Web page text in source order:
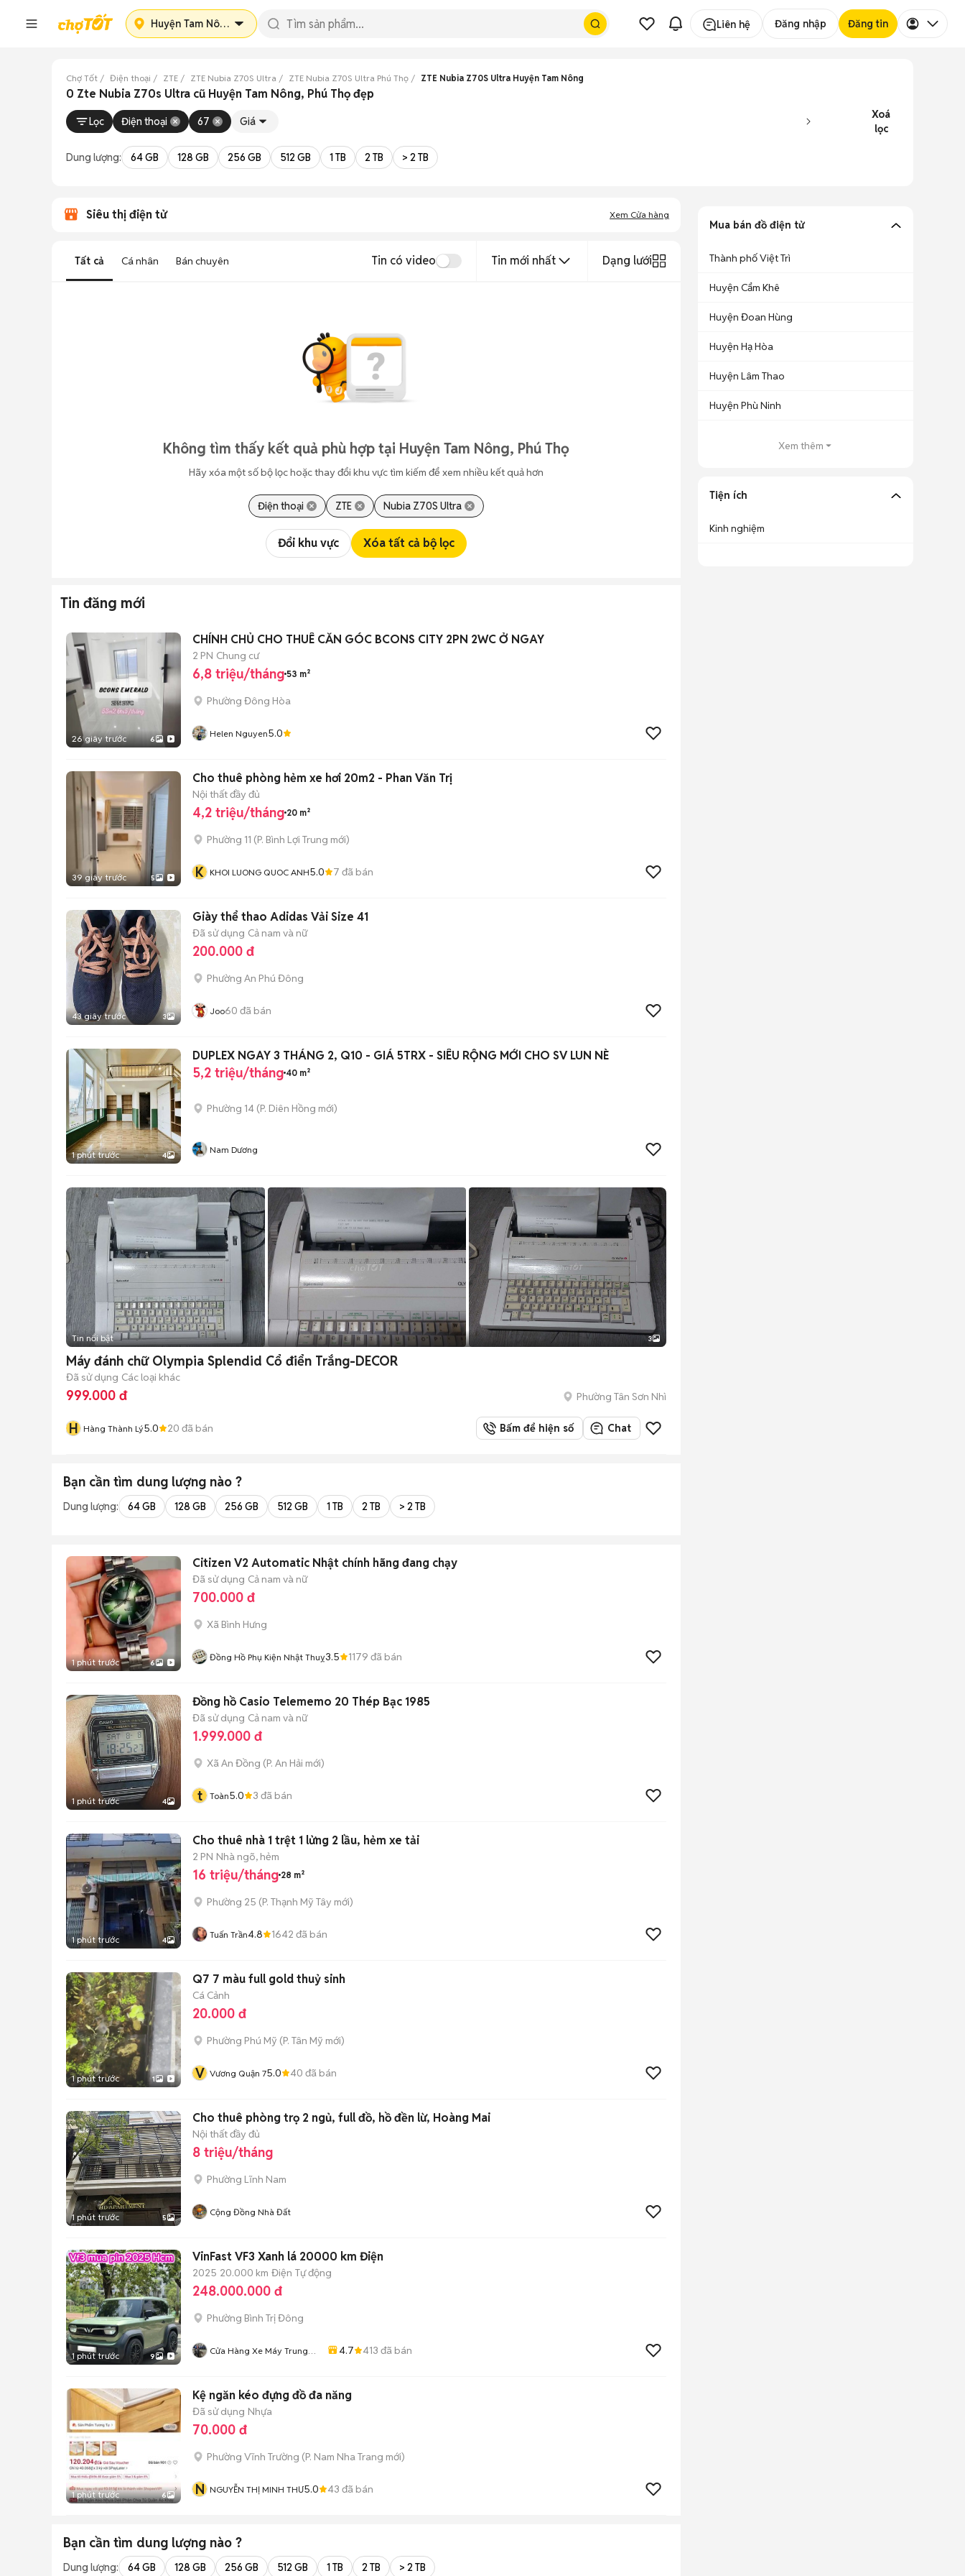
Huyện Tam Nông Liên hệ Đăng nhập Đăng tin
Chợ Tốt Điện thoại ZTE ZTE Nubia Z70S Ultra ZTE Nubia Z70S Ultra Phú Thọ ZTE Nubia Z70S Ultra Huyện Tam Nông
0 Zte Nubia Z70s Ultra cũ Huyện Tam Nông, Phú Thọ đẹp
Lọc Điện thoại 67 Giá
Xoá
lọc
Dung lượng: 64 GB 128 GB 256 GB 512 GB 1 TB 2 TB > 2 TB
Siêu thị điện tử Xem Cửa hàng
Tất cả Cá nhân Bán chuyên Tin có video Tin mới nhất Dạng lưới
Không tìm thấy kết quả phù hợp tại Huyện Tam Nông, Phú Thọ
Hãy xóa một số bộ lọc hoặc thay đổi khu vực tìm kiếm để xem nhiều kết quả hơn
Điện thoại ZTE Nubia Z70S Ultra
Đổi khu vực Xóa tất cả bộ lọc
Tin đăng mới
26 giây trước 6
CHÍNH CHỦ CHO THUÊ CĂN GÓC BCONS CITY 2PN 2WC Ở NGAY
2 PN Chung cư
6,8 triệu/tháng 53 m²
Phường Đông Hòa
Helen Nguyen5.0
39 giây trước 5
Cho thuê phòng hẻm xe hơi 20m2 - Phan Văn Trị
Nội thất đầy đủ
4,2 triệu/tháng 20 m²
Phường 11 (P. Bình Lợi Trung mới)
K KHOI LUONG QUOC ANH5.0 7 đã bán
43 giây trước 3
Giày thể thao Adidas Vải Size 41
Đã sử dụng Cả nam và nữ
200.000 đ
Phường An Phú Đông
Joo60 đã bán
1 phút trước 4
DUPLEX NGAY 3 THÁNG 2, Q10 - GIÁ 5TRX - SIÊU RỘNG MỚI CHO SV LUN NÈ
5,2 triệu/tháng 40 m²
Phường 14 (P. Diên Hồng mới)
Nam Dương
Tin nổi bật 3
Máy đánh chữ Olympia Splendid Cổ điển Trắng-DECOR
Đã sử dụng Các loại khác
999.000 đ Phường Tân Sơn Nhì
H Hàng Thành Lý5.0 20 đã bán Bấm để hiện số Chat
Bạn cần tìm dung lượng nào ?
Dung lượng: 64 GB 128 GB 256 GB 512 GB 1 TB 2 TB > 2 TB
1 phút trước 6
Citizen V2 Automatic Nhật chính hãng đang chạy
Đã sử dụng Cả nam và nữ
700.000 đ
Xã Bình Hưng
Đồng Hồ Phụ Kiện Nhật Thuỵ3.5 1179 đã bán
1 phút trước 4
Đồng hồ Casio Telememo 20 Thép Bạc 1985
Đã sử dụng Cả nam và nữ
1.999.000 đ
Xã An Đồng (P. An Hải mới)
t Toàn5.0 3 đã bán
1 phút trước 4
Cho thuê nhà 1 trệt 1 lửng 2 lầu, hẻm xe tải
2 PN Nhà ngõ, hẻm
16 triệu/tháng 28 m²
Phường 25 (P. Thạnh Mỹ Tây mới)
Tuấn Trần4.8 1642 đã bán
1 phút trước 1
Q7 7 màu full gold thuỷ sinh
Cá Cảnh
20.000 đ
Phường Phú Mỹ (P. Tân Mỹ mới)
V Vương Quận 75.0 40 đã bán
1 phút trước 5
Cho thuê phòng trọ 2 ngủ, full đồ, hồ đền lừ, Hoàng Mai
Nội thất đầy đủ
8 triệu/tháng
Phường Lĩnh Nam
Cộng Đồng Nhà Đất
1 phút trước 9
VinFast VF3 Xanh lá 20000 km Điện
2025 20.000 km Điện Tự động
248.000.000 đ
Phường Bình Trị Đông
Cửa Hàng Xe Máy Trung
4.7 413 đã bán
1 phút trước 6
Kệ ngăn kéo đựng đồ đa năng
Đã sử dụng Nhựa
70.000 đ
Phường Vĩnh Trường (P. Nam Nha Trang mới)
N NGUYỄN THỊ MINH THƯ5.0 43 đã bán
Bạn cần tìm dung lượng nào ?
Dung lượng: 64 GB 128 GB 256 GB 512 GB 1 TB 2 TB > 2 TB
Mua bán đồ điện tử
Thành phố Việt Trì
Huyện Cẩm Khê
Huyện Đoan Hùng
Huyện Hạ Hòa
Huyện Lâm Thao
Huyện Phù Ninh
Xem thêm
Tiện ích
Kinh nghiệm